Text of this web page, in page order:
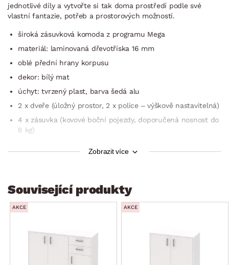
jednotlivé díly a vytvořte si tak doma prostředí podle své
vlastní fantazie, potřeb a prostorových možností.
široká zásuvková komoda z programu Mega
materiál: laminovaná dřevotříska 16 mm
oblé přední hrany korpusu
dekor: bílý mat
úchyt: tvrzený plast, barva šedá alu
2 x dveře (úložný prostor, 2 x police – výškově nastavitelná)
4 x zásuvka (kovové boční pojezdy, doporučená nosnost do
6 kg)
dodáváno v demontu
Zobrazit více
Související produkty
AKCE AKCE